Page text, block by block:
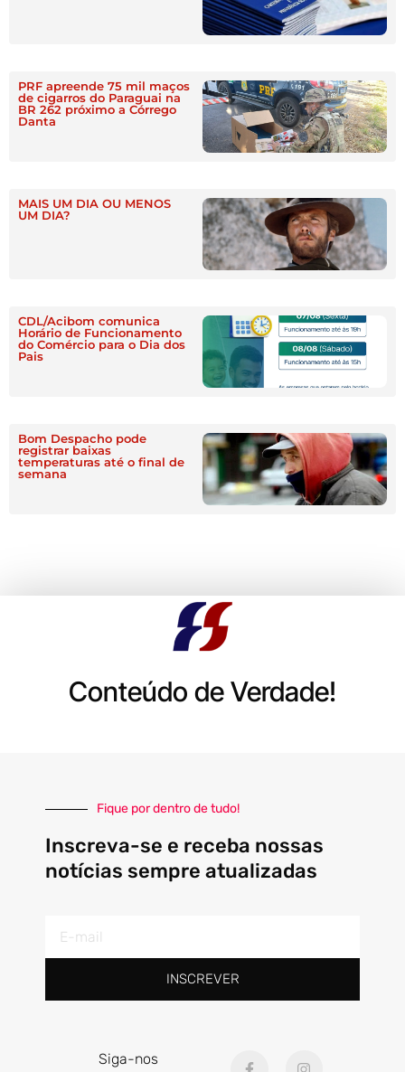
PRF apreende 75 mil maços
de cigarros do Paraguai na
BR 262 próximo a Córrego
Danta
MAIS UM DIA OU MENOS
UM DIA?
CDL/Acibom comunica
Horário de Funcionamento
do Comércio para o Dia dos
Pais
Bom Despacho pode
registrar baixas
temperaturas até o final de
semana
Conteúdo de Verdade!
Fique por dentro de tudo!
Inscreva-se e receba nossas
notícias sempre atualizadas
mail
INSCREVER
Siga-nos